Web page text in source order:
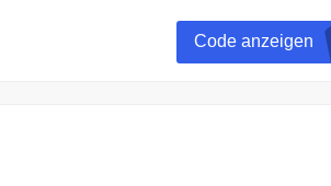
+ bis zu 20€ Wunschgutschein
Code anzeigen